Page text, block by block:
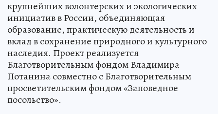
крупнейших волонтерских и экологических
инициатив в России, объединяющая
образование, практическую деятельность и
вклад в сохранение природного и культурного
наследия. Проект реализуется
Благотворительным фондом Владимира
Потанина совместно с Благотворительным
просветительским фондом «Заповедное
посольство».